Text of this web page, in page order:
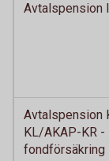
Avtalspension
Avtalspension
KL/AKAP-KR -
fondförsäkring